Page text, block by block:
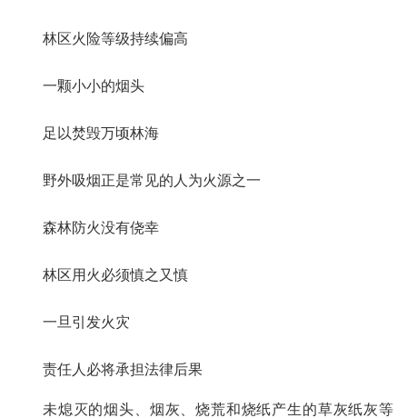
林区火险等级持续偏高
一颗小小的烟头
足以焚毁万顷林海
野外吸烟正是常见的人为火源之一
森林防火没有侥幸
林区用火必须慎之又慎
一旦引发火灾
责任人必将承担法律后果
未熄灭的烟头、烟灰、烧荒和烧纸产生的草灰纸灰等